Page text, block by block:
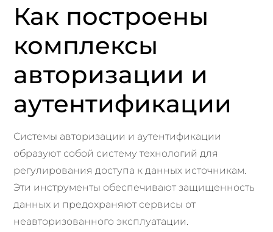
Как построены
комплексы
авторизации и
аутентификации
Системы авторизации и аутентификации
образуют собой систему технологий для
регулирования доступа к данных источникам.
Эти инструменты обеспечивают защищенность
данных и предохраняют сервисы от
неавторизованного эксплуатации.